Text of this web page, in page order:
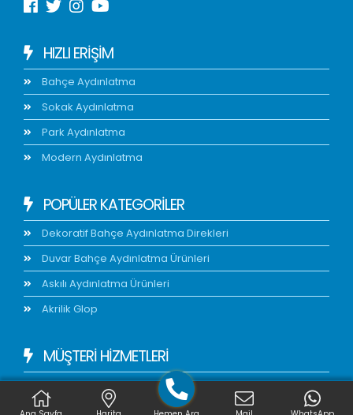
HIZLI ERIŞIM
Bahçe Aydınlatma
Sokak Aydınlatma
Park Aydınlatma
Modern Aydınlatma
POPÜLER KATEGORİLER
Dekoratif Bahçe Aydınlatma Direkleri
Duvar Bahçe Aydınlatma Ürünleri
Askılı Aydınlatma Ürünleri
Akrilik Glop
MÜŞTERİ HİZMETLERİ
Nasıl Sipariş Verebilirim?
Montaj Dokümanları